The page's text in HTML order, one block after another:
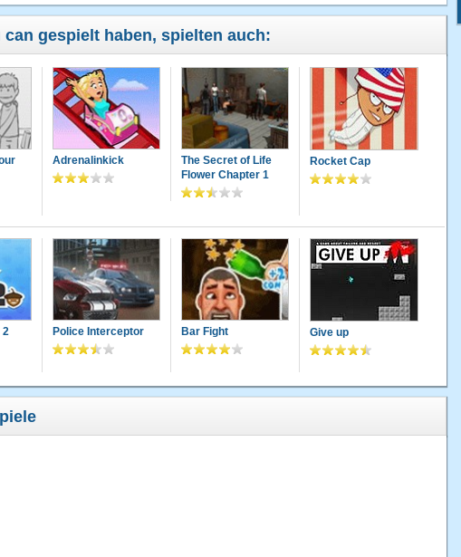
gespielt haben, spielten auch:
Adrenalinkick
The Secret of Life
Flower Chapter 1
Rocket Cap
2 Police Interceptor Bar Fight Give up